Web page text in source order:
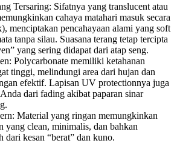
Tersaring: Sifatnya yang translucent atau
cahaya matahari masuk secara
menciptakan pencahayaan alami yang soft
tanpa silau. Suasana terang tetap tercipta
yang sering didapat dari atap seng.
Polycarbonate memiliki ketahanan
tinggi, melindungi area dari hujan dan
efektif. Lapisan UV protectionnya juga
dari fading akibat paparan sinar
Material yang ringan memungkinkan
yang clean, minimalis, dan bahkan
dari kesan “berat” dan kuno.